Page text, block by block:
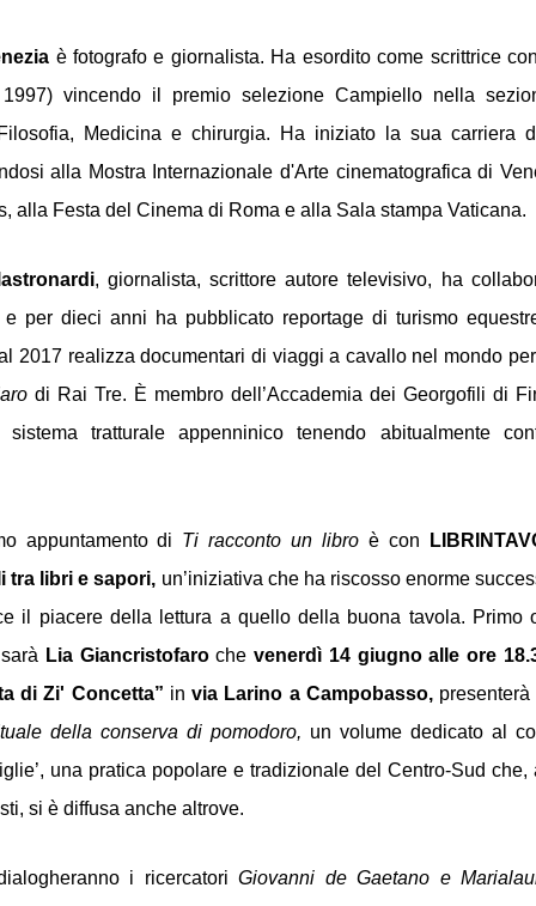
è fotografo e giornalista. Ha esordito come scrittrice
1997) vincendo il premio selezione Campiello nella
Medicina e chirurgia. Ha iniziato la sua carriera
alla Mostra Internazionale d'Arte cinematografica di
alla Festa del Cinema di Roma e alla Sala stampa Vaticana.
, giornalista, scrittore autore televisivo, ha
e per dieci anni ha pubblicato reportage di turismo
di Rai Tre. È membro dell’Accademia dei Georgofili di
tratturale appenninico tenendo abitualmente
appuntamento di Ti racconto un libro è con
tra libri e sapori, un’iniziativa che ha riscosso enorme
il piacere della lettura a quello della buona tavola. Primo
Lia Giancristofaro che venerdì 14 giugno alle ore
di Zi' Concetta” in via Larino a Campobasso,
della conserva di pomodoro, un volume dedicato al
una pratica popolare e tradizionale del Centro-Sud che,
si è diffusa anche altrove.
i ricercatori Giovanni de Gaetano e